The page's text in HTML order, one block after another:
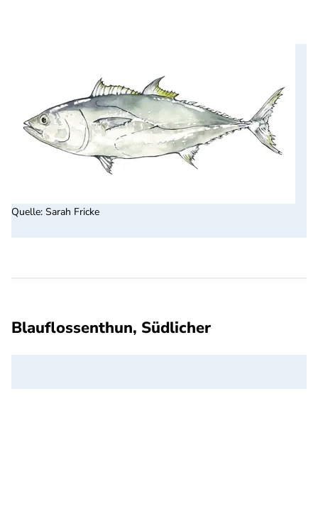
Quelle: Sarah Fricke
Blauflossenthun, Südlicher